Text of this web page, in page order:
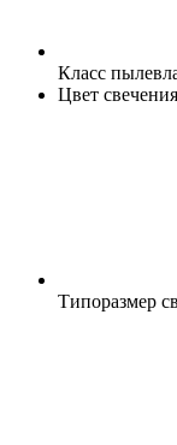
Класс
Цвет свечения
Типоразмер